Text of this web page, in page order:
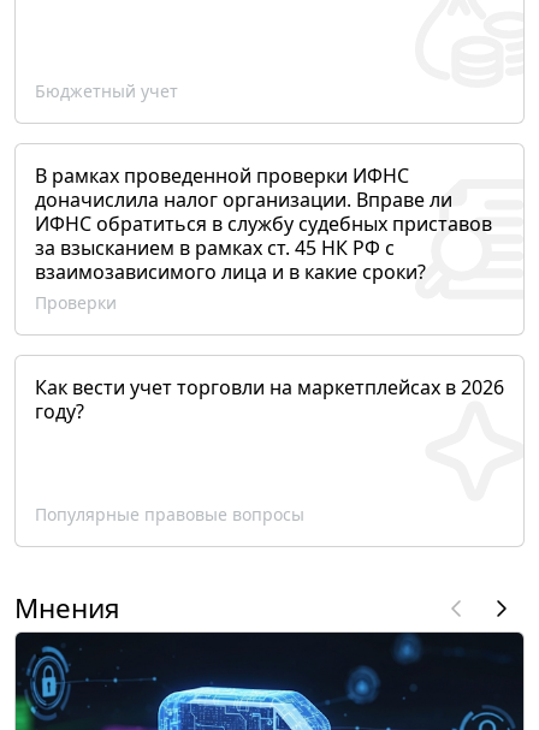
Бюджетный учет
В рамках проведенной проверки ИФНС
доначислила налог организации. Вправе ли
ИФНС обратиться в службу судебных приставов
за взысканием в рамках ст. 45 НК РФ с
взаимозависимого лица и в какие сроки?
Проверки
Как вести учет торговли на маркетплейсах в 2026
году?
Популярные правовые вопросы
Мнения